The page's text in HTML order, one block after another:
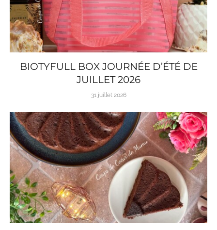
BIOTYFULL BOX JOURNÉE D’ÉTÉ DE
JUILLET 2026
31 juillet 2026